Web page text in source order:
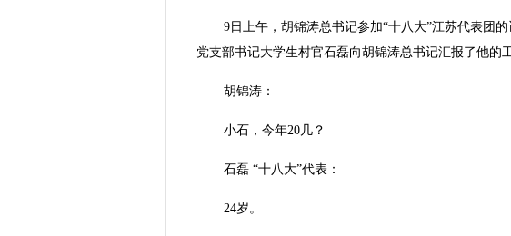
9日上午，胡锦涛总书记参加“十八大”江苏代表团
党支部书记大学生村官石磊向胡锦涛总书记汇报了他的
胡锦涛：
小石，今年20几？
石磊 “十八大”代表：
24岁。